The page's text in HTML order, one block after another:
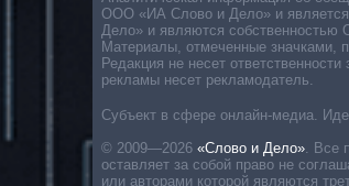
Субъект в сфере онлайн-медиа.
© 2009—2026 «Слово и Дело»
Все
оставляет за собой право не
или авторами которой являются
ООО «ИА Слово и Дело» и
Дело» и являются собственностью
Материалы, отмеченные значками,
Редакция не несет
рекламы несет рекламодатель.